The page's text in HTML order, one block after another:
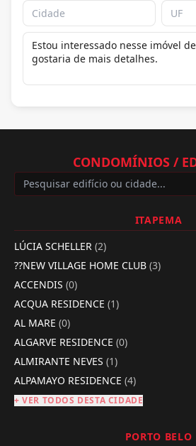
CONDOMÍNIOS /
ITAPEMA
LÚCIA SCHELLER (2)
??NEW VILLAGE HOME CLUB (3)
ACCENDIS (0)
ACQUA RESIDENCE (1)
AL MARE (0)
ALGARVE RESIDENCE (0)
ALMIRANTE NEVES (1)
ALPAMAYO RESIDENCE (4)
+ VER TODOS DESTA CIDADE
PORTO BELO